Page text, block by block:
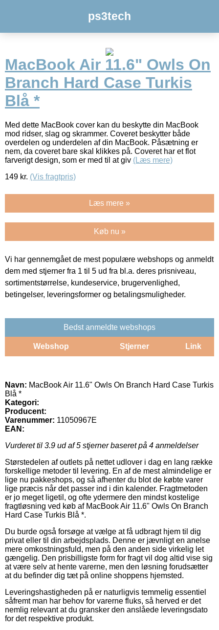
ps3tech
MacBook Air 11.6" Owls On
Branch Hard Case Turkis
Blå *
Med dette MacBook cover kan du beskytte din MacBook
mod ridser, slag og skrammer. Coveret beskytter både
overdelen og underdelen af din MacBook. Påsætning er
nem, da coveret bare skal klikkes på. Coveret har et flot
farverigt design, som er med til at giv (Læs mere)
149 kr. (Vis fragtpris)
Læs mere »
Køb nu »
Vi har gennemgået de mest populære webshops og anmeldt
dem med stjerner fra 1 til 5 ud fra bl.a. deres prisniveau,
sortimentstørrelse, kundeservice, brugervenlighed,
betingelser, leveringsformer og betalingsmuligheder.
Bedst anmeldte webshops
Webshop Stjerner Link
Navn: MacBook Air 11.6" Owls On Branch Hard Case Turkis
Blå *
Kategori:
Producent:
Varenummer: 11050967E
EAN:
Vurderet til 3.9 ud af 5 stjerner baseret på 4 anmeldelser
Størstedelen af outlets på nettet udlover i dag en lang række
forskellige metoder til levering. En af de mest almindelige er
lige nu pakkeshops, og så afhenter du blot de købte varer
lige præcis når det passer ind i din kalender. Fragtmetoden
er jo meget ligetil, og ofte ydermere den mindst kostelige
fragtløsning ved køb af MacBook Air 11.6" Owls On Branch
Hard Case Turkis Blå *.
Du burde også forsøge at vælge at få udbragt hjem til dig
privat eller til din arbejdsplads. Denne er jævnligt en anelse
mere omkostningsfuld, men på den anden side virkelig let
gængelig. Den prisbilligste form for fragt vil dog altid vise sig
at være selv at hente varerne, men den løsning forudsætter
at du befinder dig tæt på online shoppens hjemsted.
Leveringshastigheden på er naturligvis temmelig essentiel
såfremt man har behov for varerne fluks, så herved er det
nemlig relevant at du gransker den anslåede leveringsdato
for det respektive produkt.